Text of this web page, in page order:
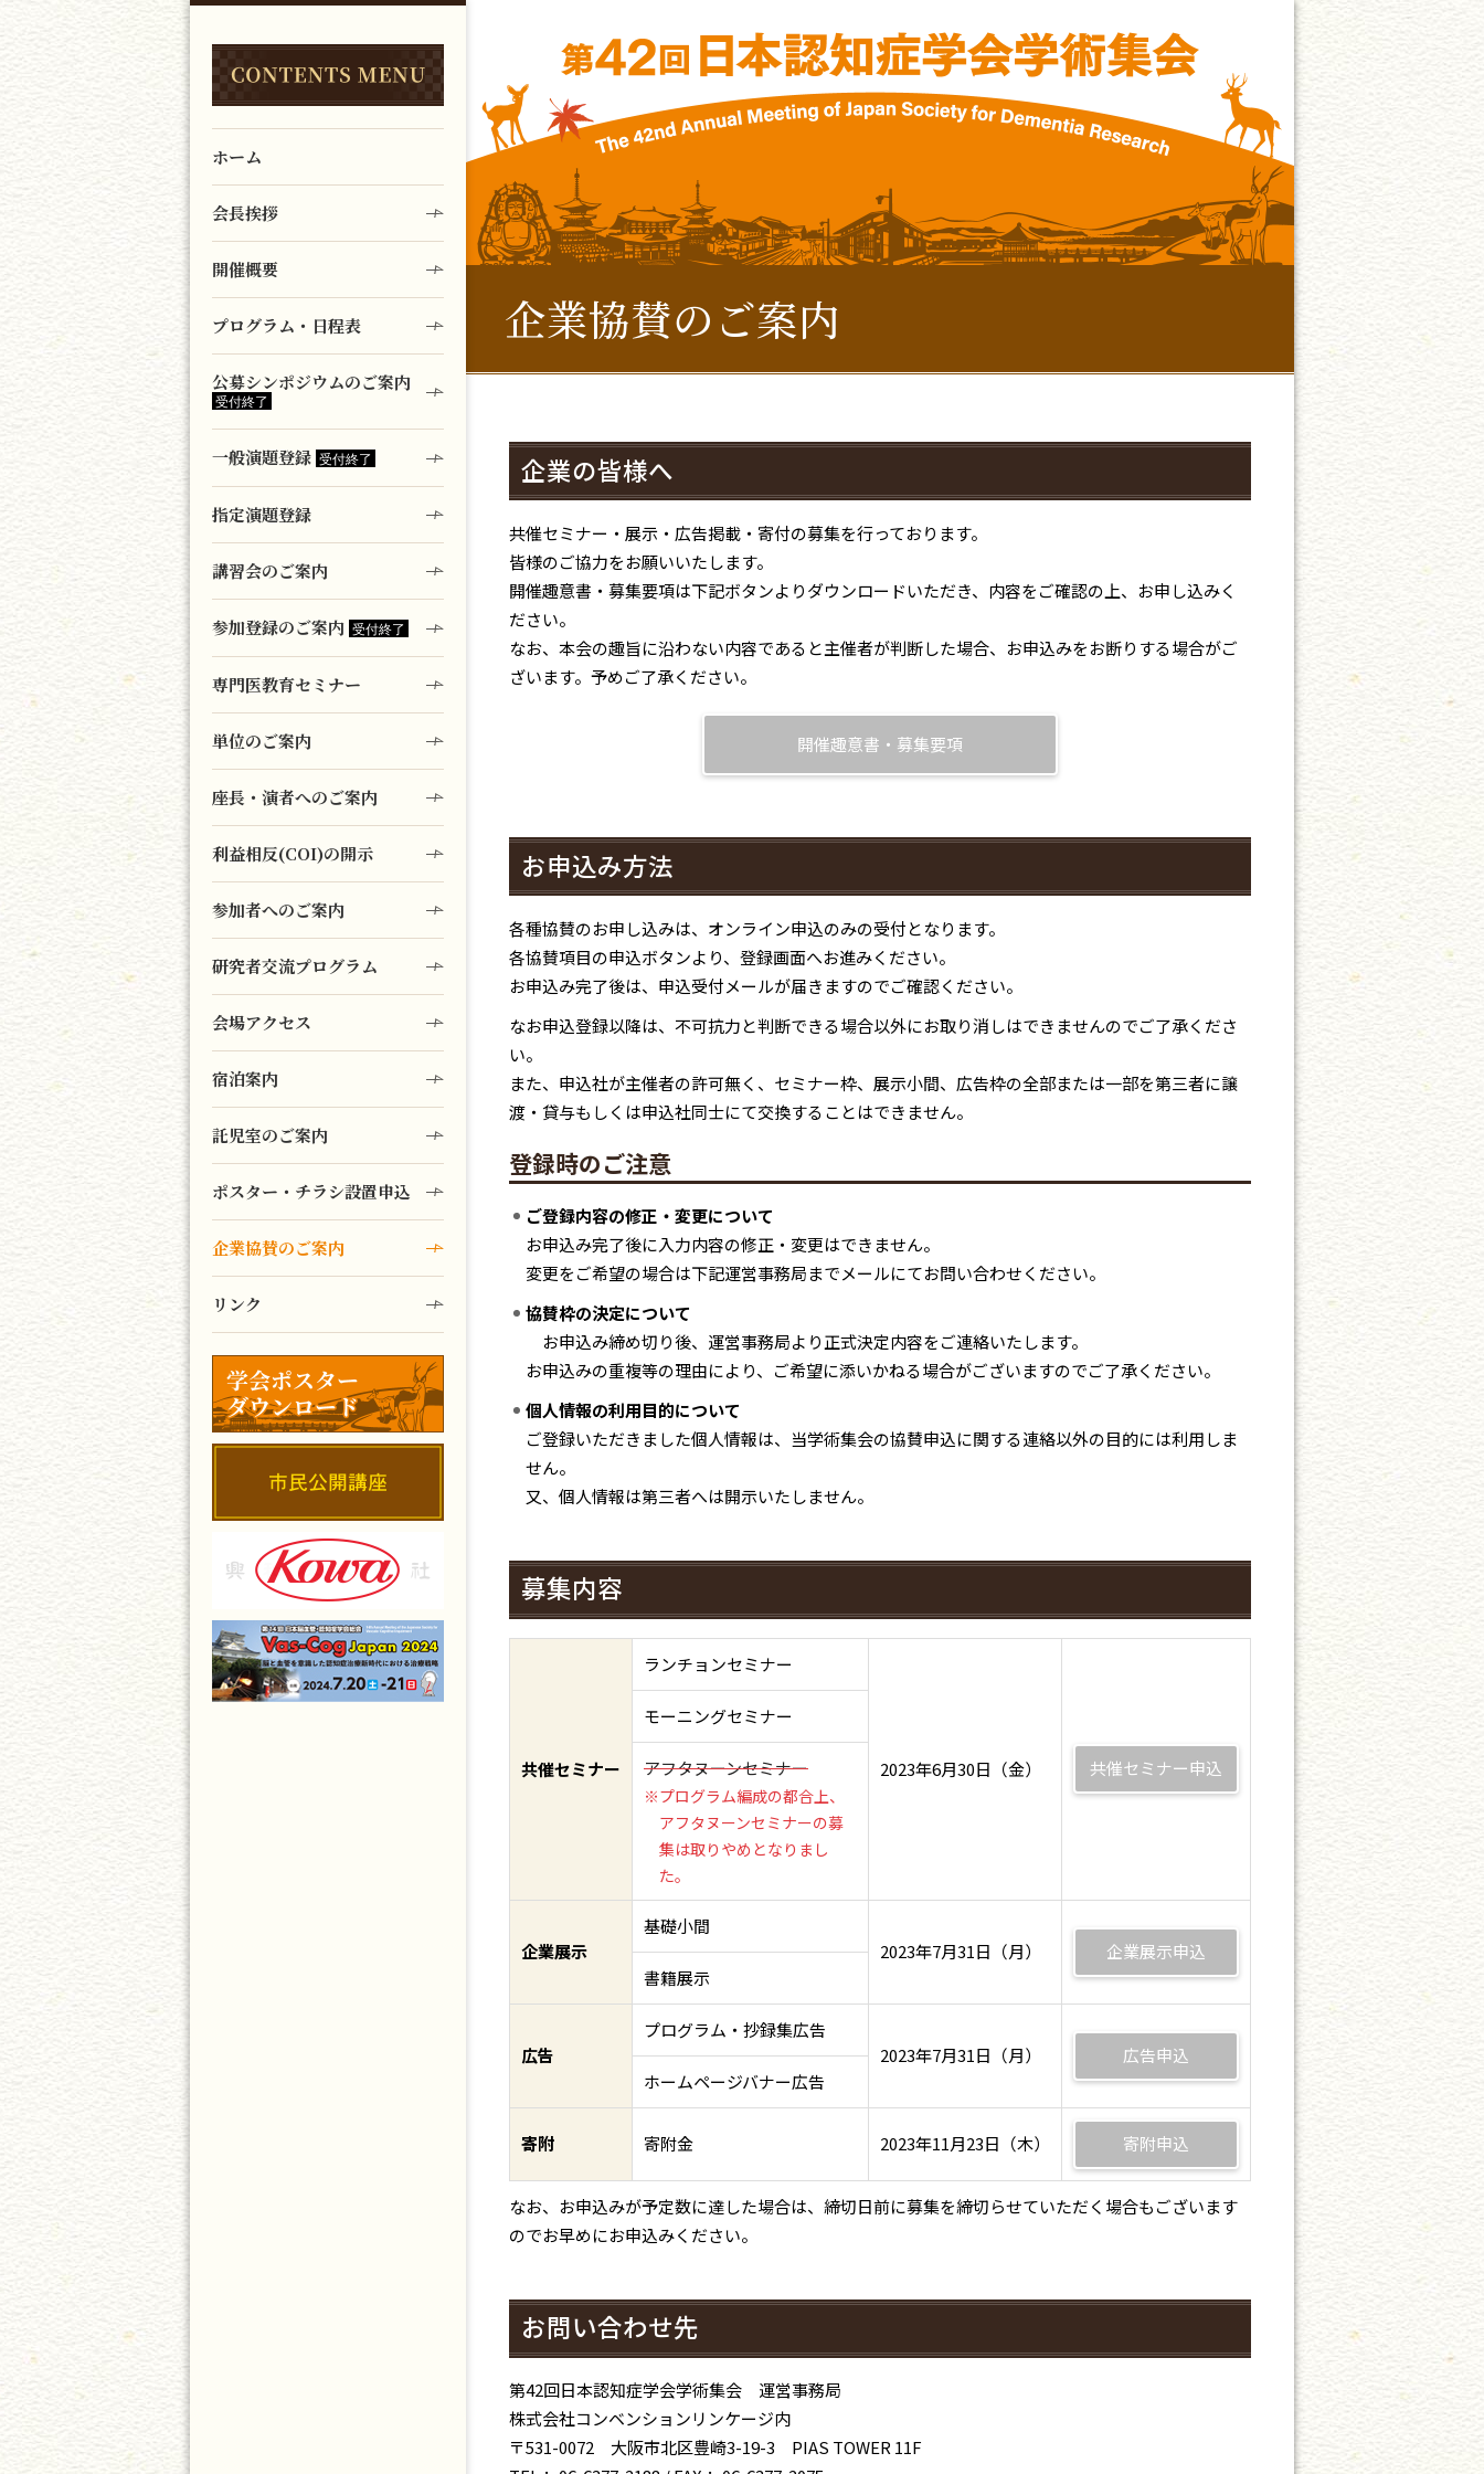
ホーム
会長挨拶
開催概要
プログラム・日程表
公募シンポジウムのご案内
一般演題登録
指定演題登録
講習会のご案内
参加登録のご案内
専門医教育セミナー
単位のご案内
座長・演者へのご案内
利益相反(COI)の開示
参加者へのご案内
研究者交流プログラム
会場アクセス
宿泊案内
託児室のご案内
ポスター・チラシ設置申込
企業協賛のご案内
リンク
企業協賛のご案内
企業の皆様へ
共催セミナー・展示・広告掲載・寄付の募集を行っております。
皆様のご協力をお願いいたします。
開催趣意書・募集要項は下記ボタンよりダウンロードいただき、内容をご確認の上、お申し込みく
ださい。
なお、本会の趣旨に沿わない内容であると主催者が判断した場合、お申込みをお断りする場合がご
ざいます。予めご了承ください。
開催趣意書・募集要項
お申込み方法
各種協賛のお申し込みは、オンライン申込のみの受付となります。
各協賛項目の申込ボタンより、登録画面へお進みください。
お申込み完了後は、申込受付メールが届きますのでご確認ください。
なお申込登録以降は、不可抗力と判断できる場合以外にお取り消しはできませんのでご了承くださ
い。
また、申込社が主催者の許可無く、セミナー枠、展示小間、広告枠の全部または一部を第三者に譲
渡・貸与もしくは申込社同士にて交換することはできません。
登録時のご注意
ご登録内容の修正・変更について
お申込み完了後に入力内容の修正・変更はできません。
変更をご希望の場合は下記運営事務局までメールにてお問い合わせください。
協賛枠の決定について
お申込み締め切り後、運営事務局より正式決定内容をご連絡いたします。
お申込みの重複等の理由により、ご希望に添いかねる場合がございますのでご了承ください。
個人情報の利用目的について
ご登録いただきました個人情報は、当学術集会の協賛申込に関する連絡以外の目的には利用しま
せん。
又、個人情報は第三者へは開示いたしません。
募集内容
共催セミナー
ランチョンセミナー
2023年6月30日（金） 共催セミナー申込
モーニングセミナー
アフタヌーンセミナー
※プログラム編成の都合上、
アフタヌーンセミナーの募
集は取りやめとなりまし
た。
企業展示
基礎小間
2023年7月31日（月）
企業展示申込
書籍展示
広告
プログラム・抄録集広告
2023年7月31日（月）
広告申込
ホームページバナー広告
寄附 寄附金 2023年11月23日（木） 寄附申込
なお、お申込みが予定数に達した場合は、締切日前に募集を締切らせていただく場合もございます
のでお早めにお申込みください。
お問い合わせ先
第42回日本認知症学会学術集会 運営事務局
株式会社コンベンションリンケージ内
〒531-0072 大阪市北区豊崎3-19-3 PIAS TOWER 11F